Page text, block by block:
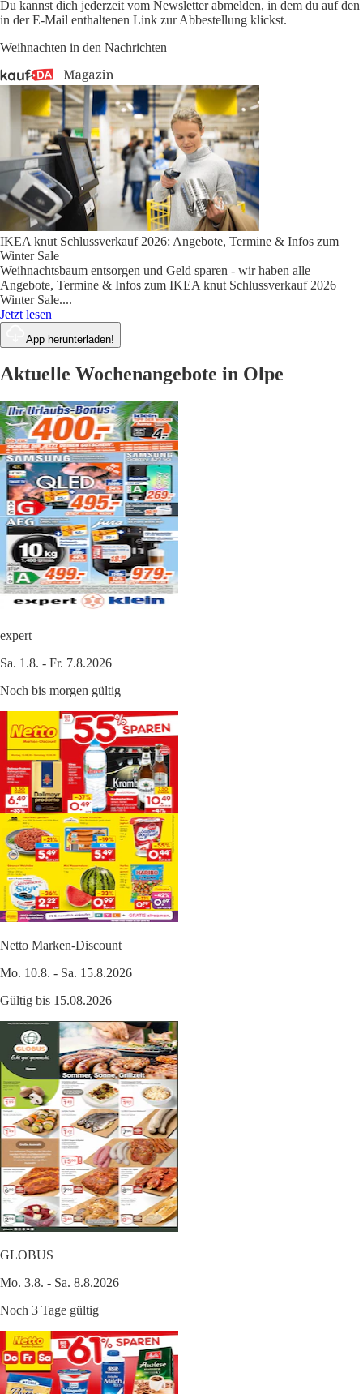
Du kannst dich jederzeit vom Newsletter abmelden, in dem du auf den
in der E-Mail enthaltenen Link zur Abbestellung klickst.
Weihnachten in den Nachrichten
IKEA knut Schlussverkauf 2026: Angebote, Termine & Infos zum
Winter Sale
Weihnachtsbaum entsorgen und Geld sparen - wir haben alle
Angebote, Termine & Infos zum IKEA knut Schlussverkauf 2026
Winter Sale....
Jetzt lesen
App herunterladen!
Aktuelle Wochenangebote in Olpe
expert
Sa. 1.8. - Fr. 7.8.2026
Noch bis morgen gültig
Netto Marken-Discount
Mo. 10.8. - Sa. 15.8.2026
Gültig bis 15.08.2026
GLOBUS
Mo. 3.8. - Sa. 8.8.2026
Noch 3 Tage gültig